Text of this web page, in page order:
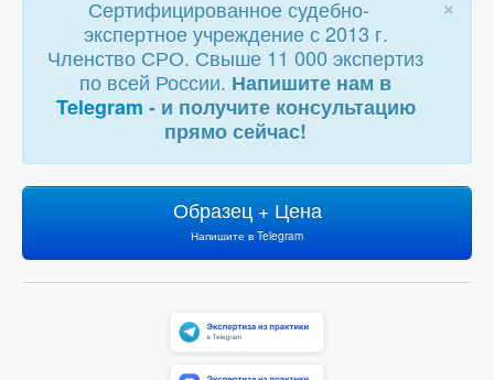
Сертифицированное судебно-
экспертное учреждение с 2013 г.
Членство СРО. Свыше 11 000 экспертиз
по всей России. Напишите нам в
Telegram - и получите консультацию
прямо сейчас!
Образец + Цена
Напишите в Telegram